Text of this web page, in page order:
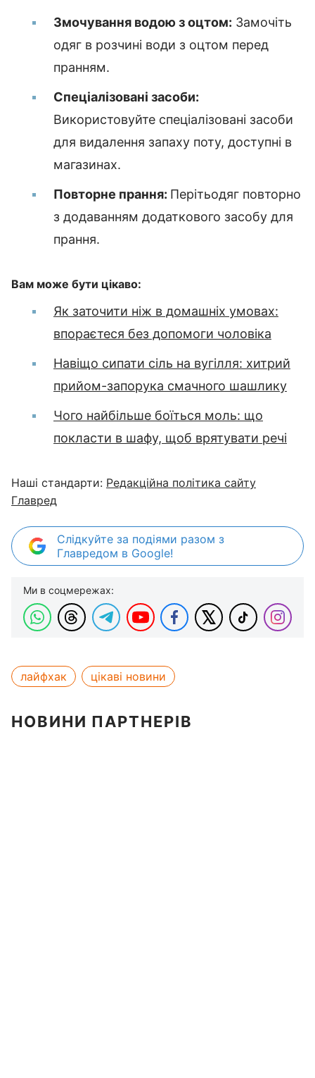
Змочування водою з оцтом: Замочіть
одяг в розчині води з оцтом перед
пранням.
Спеціалізовані засоби:
Використовуйте спеціалізовані засоби
для видалення запаху поту, доступні в
магазинах.
Повторне прання: Перітьодяг повторно
з додаванням додаткового засобу для
прання.
Вам може бути цікаво:
Як заточити ніж в домашніх умовах:
впораєтеся без допомоги чоловіка
Навіщо сипати сіль на вугілля: хитрий
прийом-запорука смачного шашлику
Чого найбільше боїться моль: що
покласти в шафу, щоб врятувати речі
Наші стандарти: Редакційна політика сайту
Главред
Слідкуйте за подіями разом з
Главредом в Google!
Ми в соцмережах:
лайфхак цікаві новини
НОВИНИ ПАРТНЕРІВ